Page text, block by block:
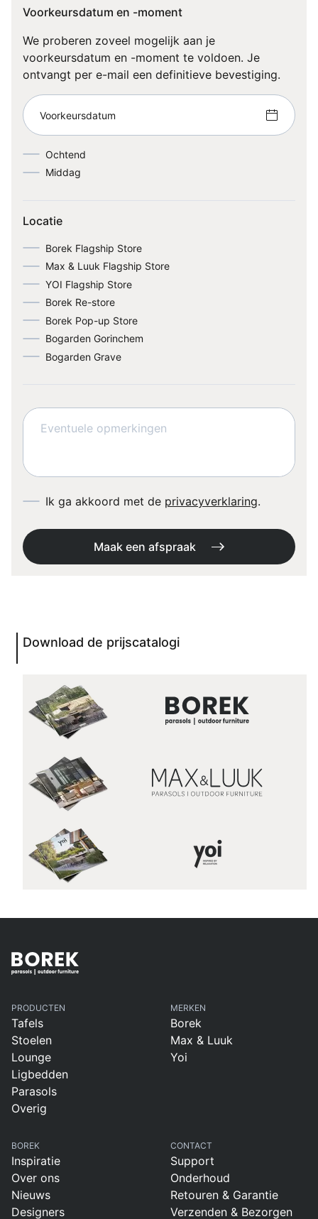
Voorkeursdatum en -moment
We proberen zoveel mogelijk aan je
voorkeursdatum en -moment te voldoen. Je
ontvangt per e-mail een definitieve bevestiging.
Voorkeursdatum
Ochtend
Middag
Locatie
Borek Flagship Store
Max & Luuk Flagship Store
YOI Flagship Store
Borek Re-store
Borek Pop-up Store
Bogarden Gorinchem
Bogarden Grave
Ik ga akkoord met de privacyverklaring.
Maak een afspraak
Download de prijscatalogi
PRODUCTEN
Tafels
Stoelen
Lounge
Ligbedden
Parasols
Overig
MERKEN
Borek
Max & Luuk
Yoi
BOREK
Inspiratie
Over ons
Nieuws
Designers
CONTACT
Support
Onderhoud
Retouren & Garantie
Verzenden & Bezorgen